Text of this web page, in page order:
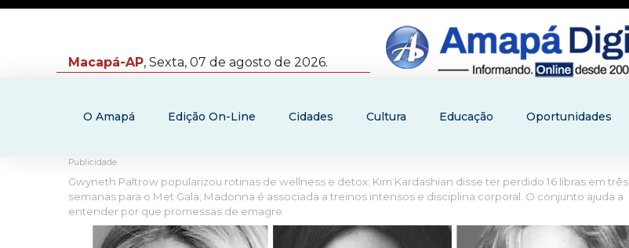
Macapá-AP, Sexta, 07 de agosto de 2026.
O Amapá Edição On-Line Cidades Cultura Educação Oportunidades
Publicidade
Gwyneth Paltrow popularizou rotinas de wellness e detox; Kim Kardashian disse ter perdido 16 libras em três
semanas para o Met Gala; Madonna é associada a treinos intensos e disciplina corporal. O conjunto ajuda a
entender por que promessas de emagre